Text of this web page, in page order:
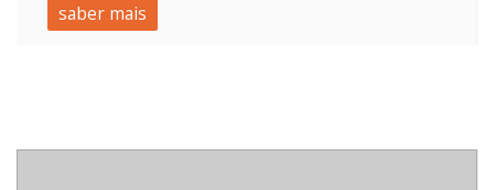
saber mais